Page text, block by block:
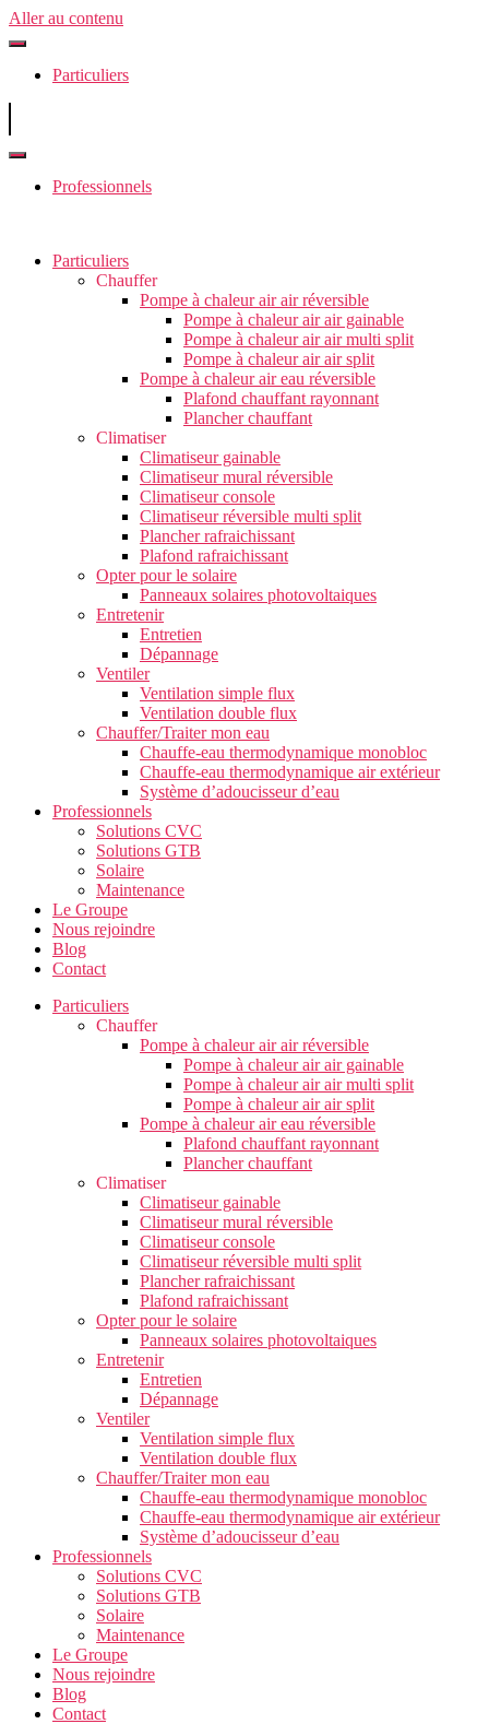
Aller au contenu
Particuliers
Professionnels
Particuliers
Chauffer
Pompe à chaleur air air réversible
Pompe à chaleur air air gainable
Pompe à chaleur air air multi split
Pompe à chaleur air air split
Pompe à chaleur air eau réversible
Plafond chauffant rayonnant
Plancher chauffant
Climatiser
Climatiseur gainable
Climatiseur mural réversible
Climatiseur console
Climatiseur réversible multi split
Plancher rafraichissant
Plafond rafraichissant
Opter pour le solaire
Panneaux solaires photovoltaiques
Entretenir
Entretien
Dépannage
Ventiler
Ventilation simple flux
Ventilation double flux
Chauffer/Traiter mon eau
Chauffe-eau thermodynamique monobloc
Chauffe-eau thermodynamique air extérieur
Système d’adoucisseur d’eau
Professionnels
Solutions CVC
Solutions GTB
Solaire
Maintenance
Le Groupe
Nous rejoindre
Blog
Contact
Particuliers
Chauffer
Pompe à chaleur air air réversible
Pompe à chaleur air air gainable
Pompe à chaleur air air multi split
Pompe à chaleur air air split
Pompe à chaleur air eau réversible
Plafond chauffant rayonnant
Plancher chauffant
Climatiser
Climatiseur gainable
Climatiseur mural réversible
Climatiseur console
Climatiseur réversible multi split
Plancher rafraichissant
Plafond rafraichissant
Opter pour le solaire
Panneaux solaires photovoltaiques
Entretenir
Entretien
Dépannage
Ventiler
Ventilation simple flux
Ventilation double flux
Chauffer/Traiter mon eau
Chauffe-eau thermodynamique monobloc
Chauffe-eau thermodynamique air extérieur
Système d’adoucisseur d’eau
Professionnels
Solutions CVC
Solutions GTB
Solaire
Maintenance
Le Groupe
Nous rejoindre
Blog
Contact